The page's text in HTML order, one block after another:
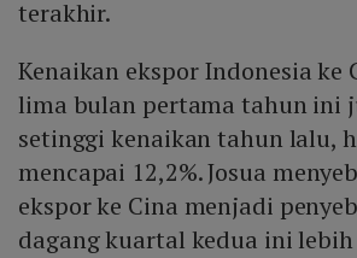
terakhir.
Kenaikan ekspor Indonesia ke
lima bulan pertama tahun ini
setinggi kenaikan tahun lalu,
mencapai 12,2%. Josua
ekspor ke Cina menjadi
dagang kuartal kedua ini